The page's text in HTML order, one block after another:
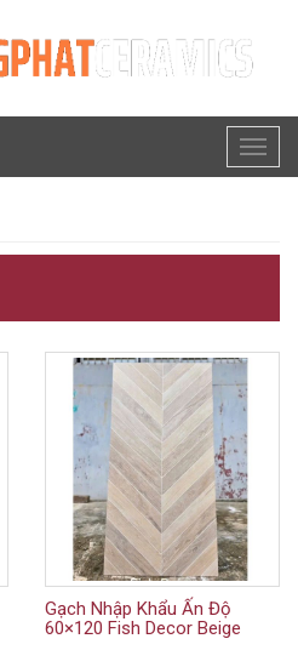
Gạch Nhập Khẩu Ấn Độ
60×120 Fish Decor Beige